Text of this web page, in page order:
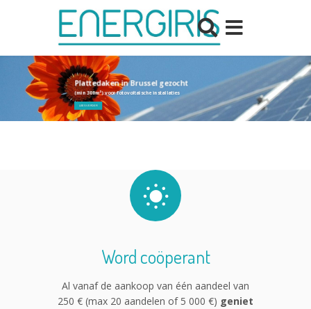
Plattedaken in Brussel gezocht
(min 300m²) voor fotovoltaïsche installaties
LEES VERDER
Word coöperant
Al vanaf de aankoop van één aandeel van
250 € (max 20 aandelen of 5 000 €) geniet